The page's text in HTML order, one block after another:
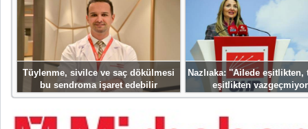
Tüylenme, sivilce ve saç dökülmesi
bu sendroma işaret edebilir
Nazlıaka: ''Ailede eşitlikten,
eşitlikten